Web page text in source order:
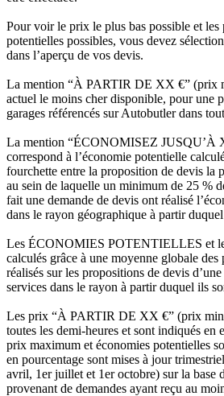
Pour voir le prix le plus bas possible et les
potentielles possibles, vous devez
dans l’aperçu de vos devis.
La mention “À PARTIR DE XX €” (prix
actuel le moins cher disponible, pour une
garages référencés sur Autobutler dans
La mention “ÉCONOMISEZ JUSQU’À
correspond à l’économie potentielle
fourchette entre la proposition de devis la
au sein de laquelle un minimum de 25 %
fait une demande de devis ont réalisé
dans le rayon géographique à partir
Les ÉCONOMIES POTENTIELLES et
calculés grâce à une moyenne globale des
réalisés sur les propositions de devis
services dans le rayon à partir duquel ils
Les prix “À PARTIR DE XX €” (prix
toutes les demi-heures et sont indiqués en
prix maximum et économies potentielles
en pourcentage sont mises à jour
avril, 1er juillet et 1er octobre) sur la base
provenant de demandes ayant reçu au